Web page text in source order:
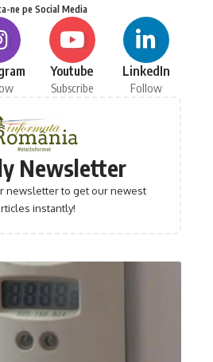
ne pe Social Media
Youtube
Subscribe
LinkedIn
Follow
Newsletter
newsletter to get our newest
instantly!